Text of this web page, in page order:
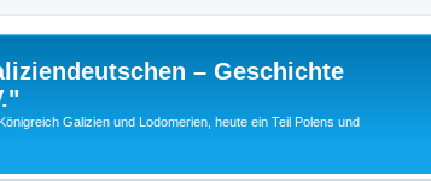
– Geschichte
Galizien und Lodomerien, heute ein Teil Polens und